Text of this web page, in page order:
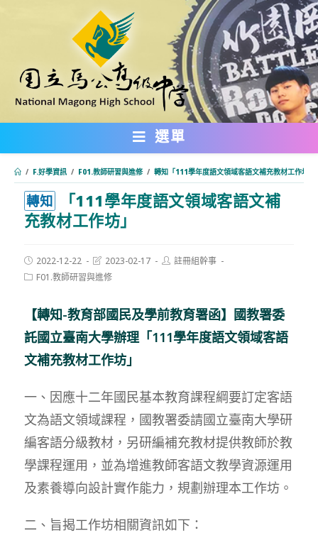
內
選單
/ F.好學資訊 / F01.教師研習與進修 / 轉知「111學年度語文領域客語文補充教材工作坊」
轉知
「111學年度語文領域客語文補
充教材工作坊」
Post
published:
2022-12-22
Post
last
modified:
2023-02-17
Post註冊組幹事
PostF01.教師研習與進修
【轉知-教育部國民及學前教育署函】國教署委
託國立臺南大學辦理「111學年度語文領域客語
文補充教材工作坊」
一、因應十二年國民基本教育課程綱要訂定客語
文為語文領域課程，國教署委請國立臺南大學研
編客語分級教材，另研編補充教材提供教師於教
學課程運用，並為增進教師客語文教學資源運用
及素養導向設計實作能力，規劃辦理本工作坊。
二、旨揭工作坊相關資訊如下：